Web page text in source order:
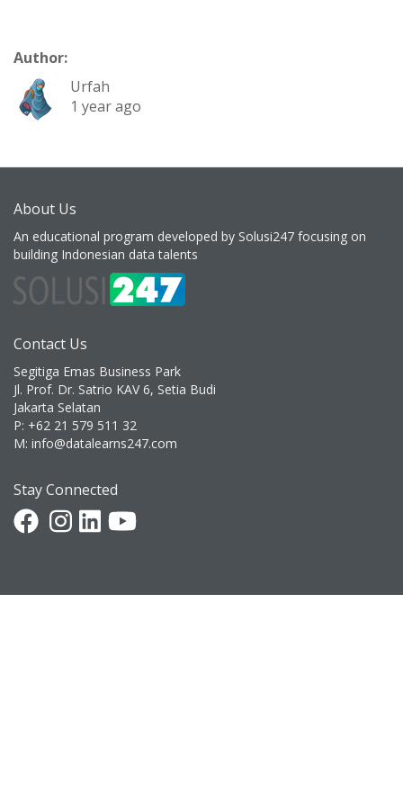
Author:
Urfah
1 year ago
About Us
An educational program developed by Solusi247 focusing on
building Indonesian data talents
Contact Us
Segitiga Emas Business Park
Jl. Prof. Dr. Satrio KAV 6, Setia Budi
Jakarta Selatan
P: +62 21 579 511 32
M: info@datalearns247.com
Stay Connected